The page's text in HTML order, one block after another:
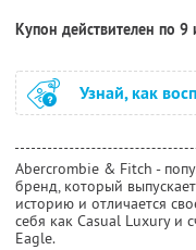
Купон действителен по
Узнай, как
Abercrombie & Fitch -
бренд, который
историю и отличается
себя как Casual Luxury и
Eagle.